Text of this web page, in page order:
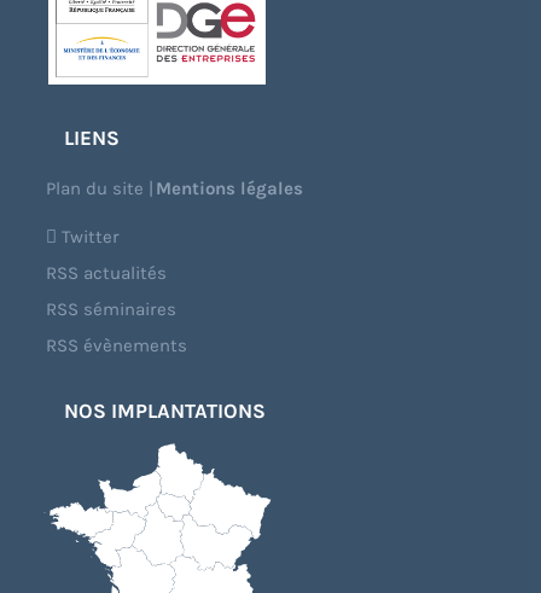
LIENS
Plan du site |Mentions légales
Twitter
RSS actualités
RSS séminaires
RSS évènements
NOS IMPLANTATIONS